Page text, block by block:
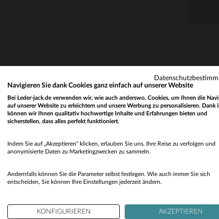
Navigieren Sie dank Cookies ganz einfach auf unserer Website
Bei Leder-jack.de verwenden wir, wie auch anderswo, Cookies, um Ihnen die
auf unserer Website zu erleichtern und unsere Werbung zu personalisieren. Dank
können wir Ihnen qualitativ hochwertige Inhalte und Erfahrungen bieten und
sicherstellen, dass alles perfekt funktioniert.
Indem Sie auf „Akzeptieren“ klicken, erlauben Sie uns, Ihre Reise zu verfolgen und
anonymisierte Daten zu Marketingzwecken zu sammeln.
Andernfalls können Sie die Parameter selbst festlegen. Wie auch immer Sie sich
entscheiden, Sie können Ihre Einstellungen jederzeit ändern.
KONFIGURIEREN AKZEPTIEREN